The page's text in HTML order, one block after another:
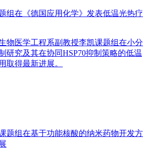
组在《德国应用化学》发表低温光热疗
物医学工程系副教授李凯课题组在小分
研究及其在协同HSP70抑制策略的低温
取得最新进展。
题组在基于功能核酸的纳米药物开发方